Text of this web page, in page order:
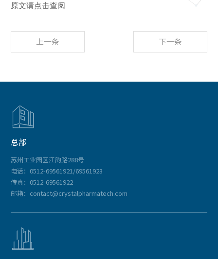
原文请点击查阅
上一条 下一条

总部
苏州工业园区江韵路288号
电话：0512-69561921/69561923
传真：0512-69561922
邮箱：contact@crystalpharmatech.com
